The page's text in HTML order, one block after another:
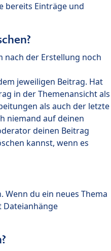
bereits Einträge und
nach der Erstellung noch
jeweiligen Beitrag. Hat
in der Themenansicht als
als auch der letzte
niemand auf deinen
deinen Beitrag
kannst, wenn es
du ein neues Thema
Dateianhänge